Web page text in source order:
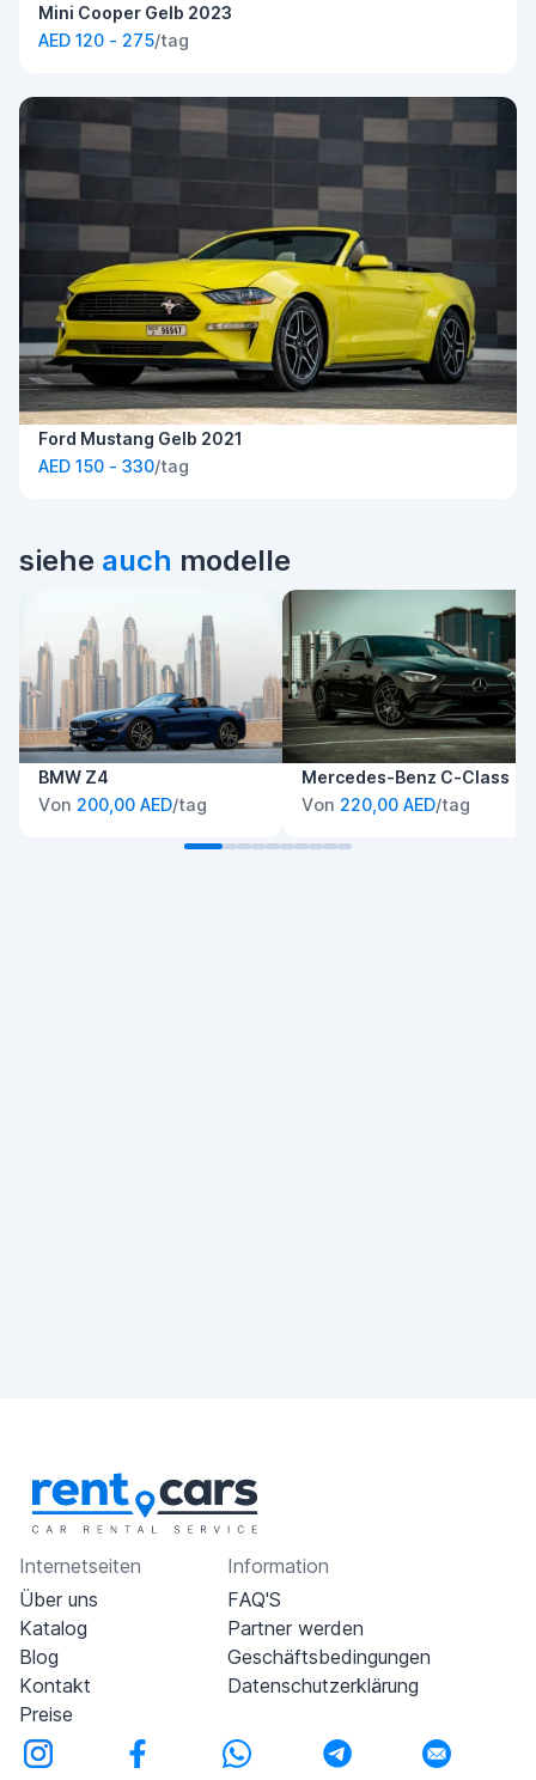
Mini Cooper Gelb 2023
AED 120 - 275/tag
Ford Mustang Gelb 2021
AED 150 - 330/tag
siehe auch modelle
BMW Z4
Von 200,00 AED/tag
Mercedes-Benz C-Class
Von 220,00 AED/tag
Internetseiten
Über uns
Katalog
Blog
Kontakt
Preise
Information
FAQ'S
Partner werden
Geschäftsbedingungen
Datenschutzerklärung